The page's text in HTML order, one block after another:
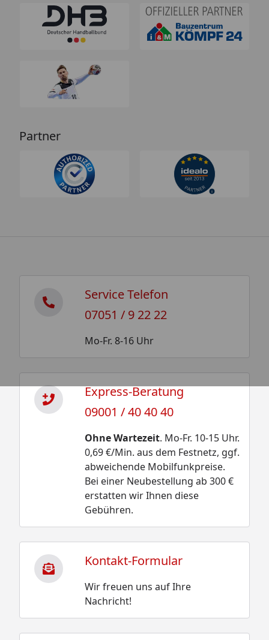
Partner
Service Telefon
07051 / 9 22 22
Mo-Fr. 8-16 Uhr
Express-Beratung
09001 / 40 40 40
Ohne Wartezeit. Mo-Fr. 10-15 Uhr.
0,69 €/Min. aus dem Festnetz, ggf.
abweichende Mobilfunkpreise.
Bei einer Neubestellung ab 300 €
erstatten wir Ihnen diese
Gebühren.
Kontakt-Formular
Wir freuen uns auf Ihre
Nachricht!